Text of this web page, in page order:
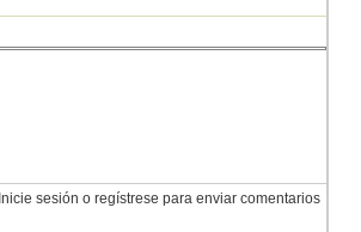
Inicie sesión o regístrese para enviar comentarios